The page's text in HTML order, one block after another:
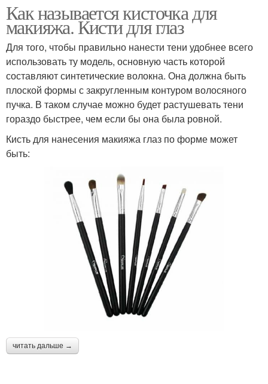
Как называется кисточка для
макияжа. Кисти для глаз
Для того, чтобы правильно нанести тени удобнее всего
использовать ту модель, основную часть которой
составляют синтетические волокна. Она должна быть
плоской формы с закругленным контуром волосяного
пучка. В таком случае можно будет растушевать тени
гораздо быстрее, чем если бы она была ровной.
Кисть для нанесения макияжа глаз по форме может
быть:
читать дальше →